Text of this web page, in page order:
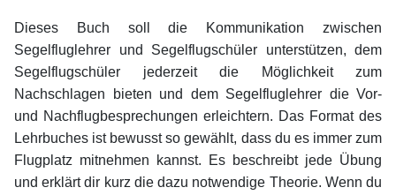
Dieses Buch soll die Kommunikation zwischen
Segelfluglehrer und Segelflugschüler unterstützen, dem
Segelflugschüler jederzeit die Möglichkeit zum
Nachschlagen bieten und dem Segelfluglehrer die Vor-
und Nachflugbesprechungen erleichtern. Das Format des
Lehrbuches ist bewusst so gewählt, dass du es immer zum
Flugplatz mitnehmen kannst. Es beschreibt jede Übung
und erklärt dir kurz die dazu notwendige Theorie. Wenn du